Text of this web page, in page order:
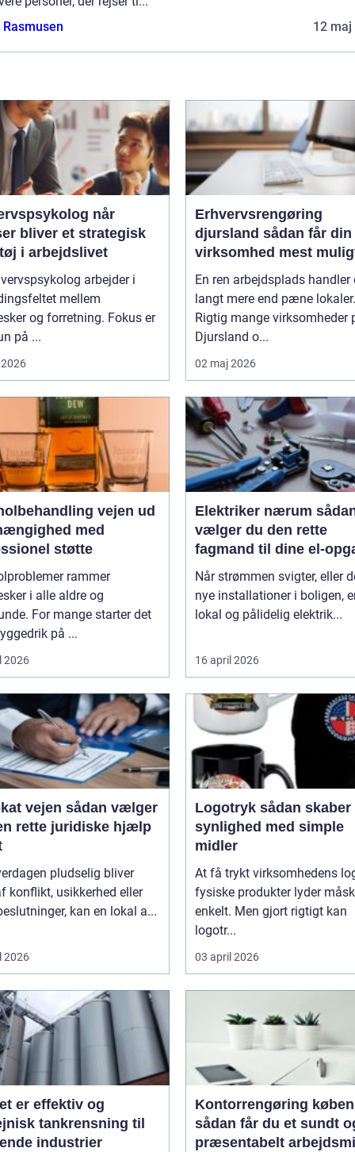
12 maj
når
bliver et strategisk
i arbejdslivet
arbejder i
mellem
og forretning. Fokus er
på ...
Erhvervsrengøring
djursland sådan får din
virksomhed mest
af rengøringen
En ren arbejdsplads handler
langt mere end pæne lokaler.
Rigtig mange virksomheder
Djursland o...
02 maj 2026
vejen ud
med
støtte
rammer
i alle aldre og
For mange starter det
på ...
2026
Elektriker nærum sådan
vælger du den rette
fagmand til dine el-
Når strømmen svigter, eller
nye installationer i boligen,
lokal og pålidelig elektrik...
16 april 2026
sådan vælger
rette juridiske hjælp
pludselig bliver
konflikt, usikkerhed eller
kan en lokal a...
2026
Logotryk sådan skaber du
synlighed med simple
midler
At få trykt virksomhedens
fysiske produkter lyder
enkelt. Men gjort rigtigt kan
logotr...
03 april 2026
er effektiv og
tankrensning til
industrier
Kontorrengøring
sådan får du et sundt
præsentabelt